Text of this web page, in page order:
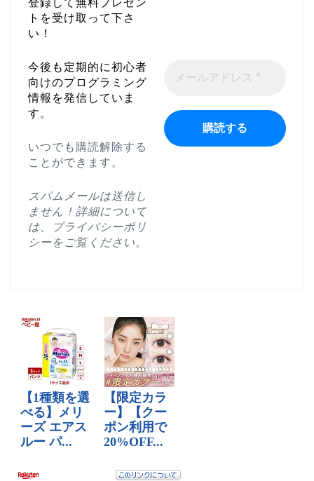
トを受け取って下さ
い！
今後も定期的に初心者
向けのプログラミング
情報を発信していま
す。
いつでも購読解除する
ことができます。
スパムメールは送信し
ません！詳細について
は、
プライバシーポリ
シーをご覧ください。